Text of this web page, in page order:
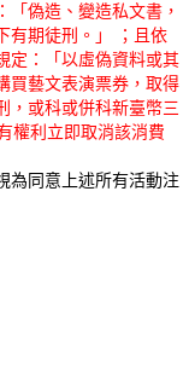
「偽造、變造私文書，
有期徒刑。」 ；且依
定：「以虛偽資料或其
買藝文表演票券，取得
，或科或併科新臺幣三
權利立即取消該消費
為同意上述所有活動注